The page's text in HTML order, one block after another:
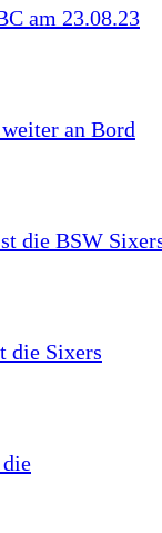
am 23.08.23
an Bord
die BSW
die Sixers